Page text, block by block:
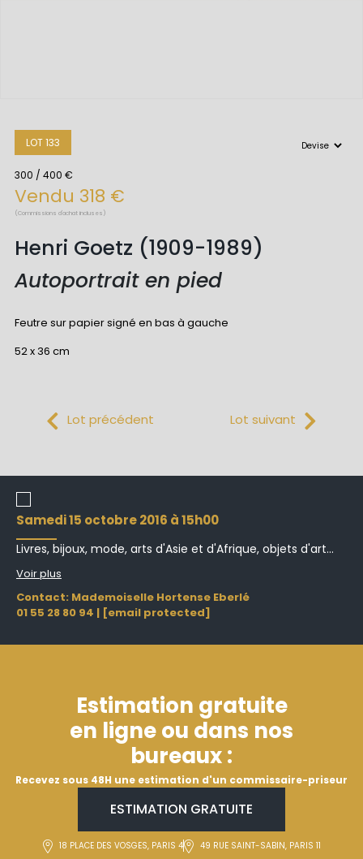
LOT 133
300 / 400 €
Vendu 318 €
(Commissions d'achat incluses)
Henri Goetz (1909-1989)
Autoportrait en pied
Feutre sur papier signé en bas à gauche
52 x 36 cm
Lot précédent Lot suivant
samedi 15 octobre 2016 à 15h00
Livres, bijoux, mode, arts d'Asie et d'Afrique, objets d'art...
Voir plus
Contact: Mademoiselle Hortense Eberlé
01 55 28 80 94 | [email protected]
Estimation gratuite
en ligne ou dans nos
bureaux :
Recevez sous 48H une estimation d'un commissaire-priseur
ESTIMATION GRATUITE
18 PLACE DES VOSGES, PARIS 4 49 RUE SAINT-SABIN, PARIS 11